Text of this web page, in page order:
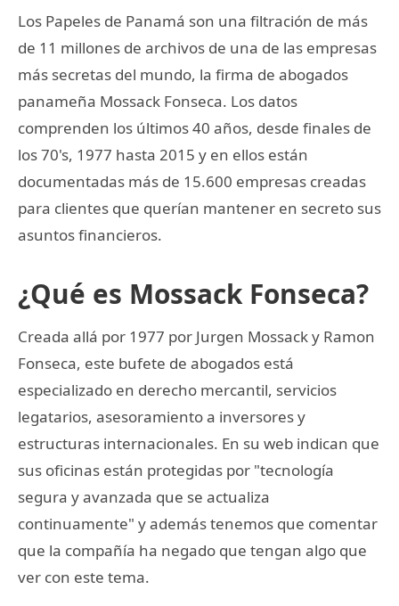
Los Papeles de Panamá son una filtración de más
de 11 millones de archivos de una de las empresas
más secretas del mundo, la firma de abogados
panameña Mossack Fonseca. Los datos
comprenden los últimos 40 años, desde finales de
los 70's, 1977 hasta 2015 y en ellos están
documentadas más de 15.600 empresas creadas
para clientes que querían mantener en secreto sus
asuntos financieros.
¿Qué es Mossack Fonseca?
Creada allá por 1977 por Jurgen Mossack y Ramon
Fonseca, este bufete de abogados está
especializado en derecho mercantil, servicios
legatarios, asesoramiento a inversores y
estructuras internacionales. En su web indican que
sus oficinas están protegidas por "tecnología
segura y avanzada que se actualiza
continuamente" y además tenemos que comentar
que la compañía ha negado que tengan algo que
ver con este tema.